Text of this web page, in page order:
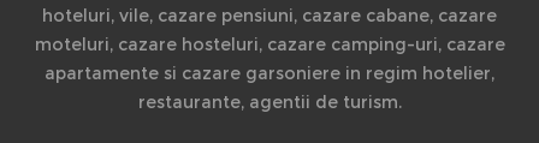
hoteluri, vile, cazare pensiuni, cazare cabane, cazare
moteluri, cazare hosteluri, cazare camping-uri, cazare
apartamente si cazare garsoniere in regim hotelier,
restaurante, agentii de turism.